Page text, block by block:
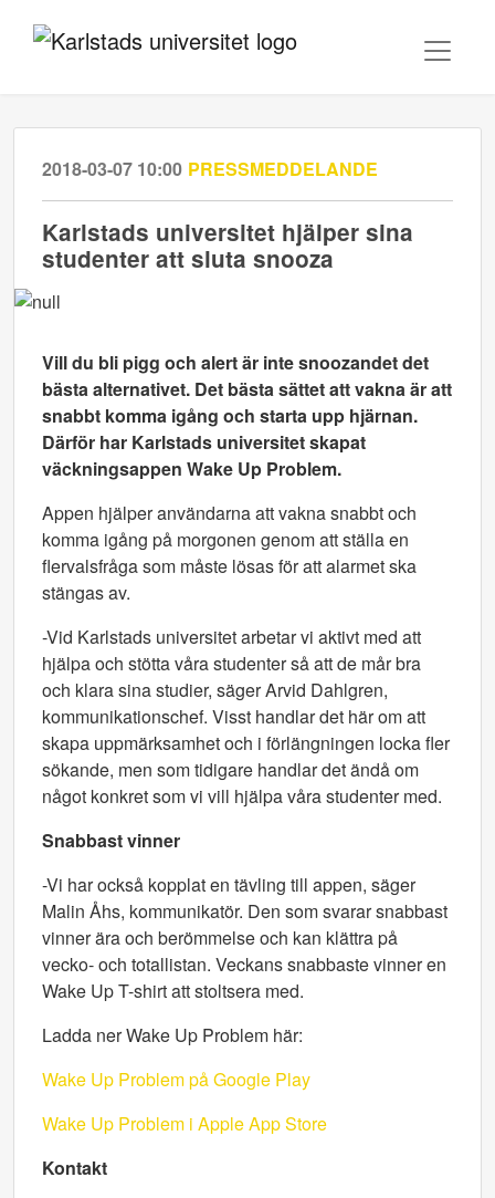
2018-03-07 10:00 PRESSMEDDELANDE
​Karlstads universitet hjälper sina
studenter att sluta snooza
Vill du bli pigg och alert är inte snoozandet det
bästa alternativet. Det bästa sättet att vakna är att
snabbt komma igång och starta upp hjärnan.
Därför har Karlstads universitet skapat
väckningsappen Wake Up Problem.
Appen hjälper användarna att vakna snabbt och
komma igång på morgonen genom att ställa en
flervalsfråga som måste lösas för att alarmet ska
stängas av.
-Vid Karlstads universitet arbetar vi aktivt med att
hjälpa och stötta våra studenter så att de mår bra
och klara sina studier, säger Arvid Dahlgren,
kommunikationschef. Visst handlar det här om att
skapa uppmärksamhet och i förlängningen locka fler
sökande, men som tidigare handlar det ändå om
något konkret som vi vill hjälpa våra studenter med.
Snabbast vinner
-Vi har också kopplat en tävling till appen, säger
Malin Åhs, kommunikatör. Den som svarar snabbast
vinner ära och berömmelse och kan klättra på
vecko- och totallistan. Veckans snabbaste vinner en
Wake Up T-shirt att stoltsera med.
Ladda ner Wake Up Problem här:
Wake Up Problem på Google Play
Wake Up Problem i Apple App Store
Kontakt